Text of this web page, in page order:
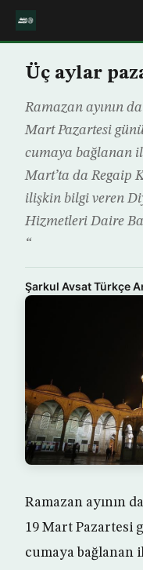
Üç aylar
Ramazan ayının
Mart Pazartesi
cumaya bağlanan
Mart’ta da Regaip
ilişkin bilgi veren
Hizmetleri Daire
“
Şarkul Avsat Türkçe
Ramazan ayının
19 Mart Pazartesi
cumaya bağlanan